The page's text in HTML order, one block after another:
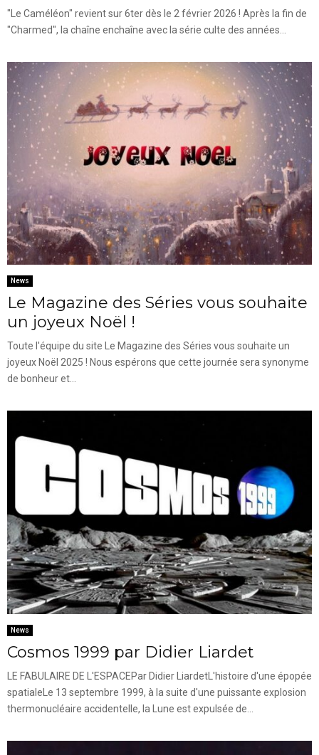
"Le Caméléon" revient sur 6ter dès le 2 février 2026 ! Après la fin de
"Charmed", la chaîne enchaîne avec la série culte des années...
News
Le Magazine des Séries vous souhaite
un joyeux Noël !
Toute l'équipe du site Le Magazine des Séries vous souhaite un
joyeux Noël 2025 ! Nous espérons que cette journée sera synonyme
de bonheur et...
News
Cosmos 1999 par Didier Liardet
LE FABULAIRE DE L'ESPACEPar Didier LiardetL'histoire d'une épopée
spatialeLe 13 septembre 1999, à la suite d'une puissante explosion
thermonucléaire accidentelle, la Lune est expulsée de...